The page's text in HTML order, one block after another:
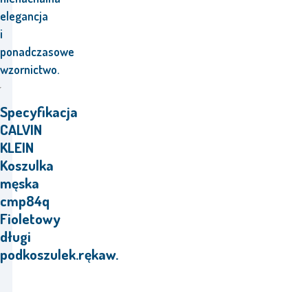
elegancja
i
ponadczasowe
wzornictwo.
Specyfikacja
CALVIN
KLEIN
Koszulka
męska
cmp84q
Fioletowy
długi
podkoszulek.rękaw.